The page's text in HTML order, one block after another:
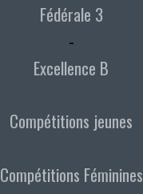
Fédérale 3
-
Excellence B
Compétitions jeunes
Compétitions Féminines